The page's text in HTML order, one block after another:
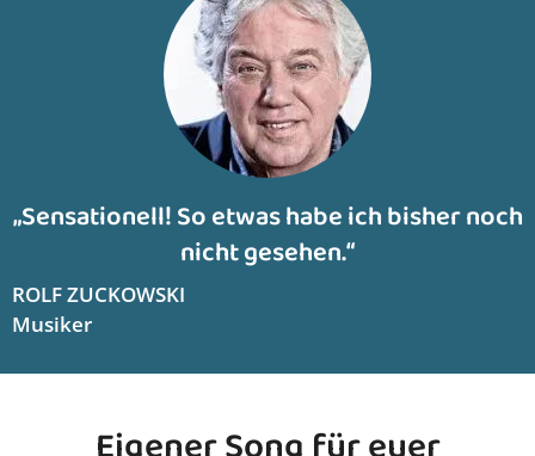
„Sensationell! So etwas habe ich bisher noch
nicht gesehen.“
ROLF ZUCKOWSKI
Musiker